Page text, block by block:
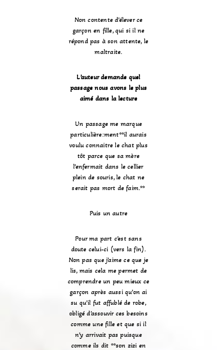
Non contente d’élever ce
garçon en fille, qui si il ne
répond pas à son attente, le
maltraite.
L’auteur demande quel
passage nous avons le plus
aimé dans la lecture
Un passage me marque
particulière:ment**il aurais
voulu connaitre le chat plus
tôt parce que sa mère
l’enfermait dans le cellier
plein de souris, le chat ne
serait pas mort de faim.**
Puis un autre
Pour ma part c’est sans
doute celui-ci (vers la fin).
Non pas que j’aime ce que je
lis, mais cela me permet de
comprendre un peu mieux ce
garçon après aussi qu’on ai
su qu’il fut affublé de robe,
obligé d’assouvir ces besoins
comme une fille et que si il
n’y arrivait pas puisque
comme ils dit **son zizi en